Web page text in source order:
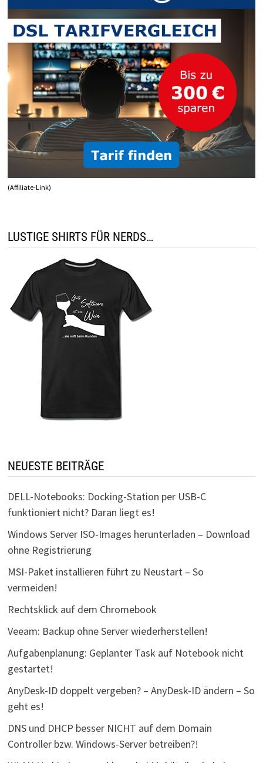
(Affiliate-Link)
LUSTIGE SHIRTS FÜR NERDS…
NEUESTE BEITRÄGE
DELL-Notebooks: Docking-Station per USB-C
funktioniert nicht? Daran liegt es!
Windows Server ISO-Images herunterladen – Download
ohne Registrierung
MSI-Paket installieren führt zu Neustart – So
vermeiden!
Rechtsklick auf dem Chromebook
Veeam: Backup ohne Server wiederherstellen!
Aufgabenplanung: Geplanter Task auf Notebook nicht
gestartet!
AnyDesk-ID doppelt vergeben? – AnyDesk-ID ändern – So
geht es!
DNS und DHCP besser NICHT auf dem Domain
Controller bzw. Windows-Server betreiben?!